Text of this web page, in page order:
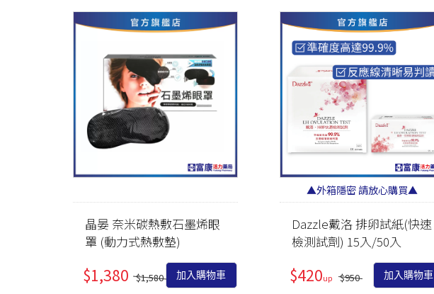
養顏美容
月月呵護
雄風再現
代謝結晶
晶晏 奈米碳熱敷石墨烯眼
罩 (動力式熱敷墊)
$1,380 $1,580 加入購物車
▲外箱隱密 請放心購買▲
Dazzle戴洛 排卵試紙(快速
檢測試劑) 15入/50入
$420 $950 加入購物車